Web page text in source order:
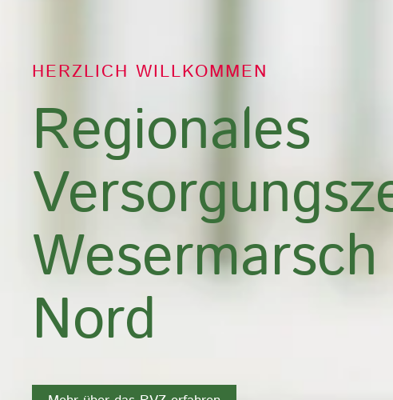
HERZLICH WILLKOMMEN
Regionales
Wesermarsch
Nord